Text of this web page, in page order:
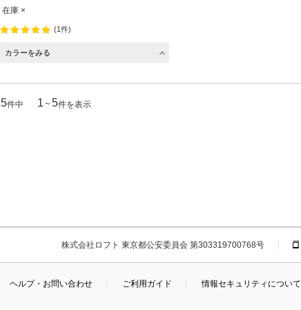
在庫 ×
(1件)
カラーをみる
5件中 1～5件を表示
株式会社ロフト 東京都公安委員会 第303319700768号
ヘルプ・お問い合わせ ご利用ガイド 情報セキュリティについて